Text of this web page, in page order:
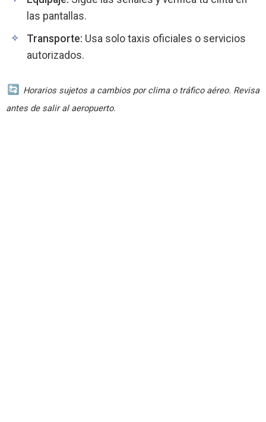
las pantallas.
Transporte: Usa solo taxis oficiales o servicios
autorizados.
Horarios sujetos a cambios por clima o tráfico aéreo. Revisa
antes de salir al aeropuerto.